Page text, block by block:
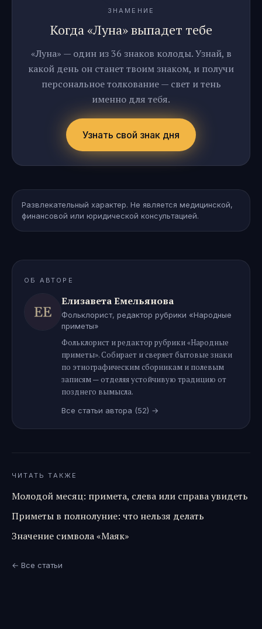
ЗНАМЕНИЕ
Когда «Луна» выпадет тебе
«Луна» — один из 36 знаков колоды. Узнай, в
какой день он станет твоим знаком, и получи
персональное толкование — свет и тень
именно для тебя.
Узнать свой знак дня
Развлекательный характер. Не является медицинской,
финансовой или юридической консультацией.
ОБ АВТОРЕ
Елизавета Емельянова
Фольклорист, редактор рубрики «Народные
приметы»
Фольклорист и редактор рубрики «Народные
приметы». Собирает и сверяет бытовые знаки
по этнографическим сборникам и полевым
записям — отделяя устойчивую традицию от
позднего вымысла.
Все статьи автора (52) →
ЧИТАТЬ ТАКЖЕ
Молодой месяц: примета, слева или справа увидеть
Приметы в полнолуние: что нельзя делать
Значение символа «Маяк»
← Все статьи